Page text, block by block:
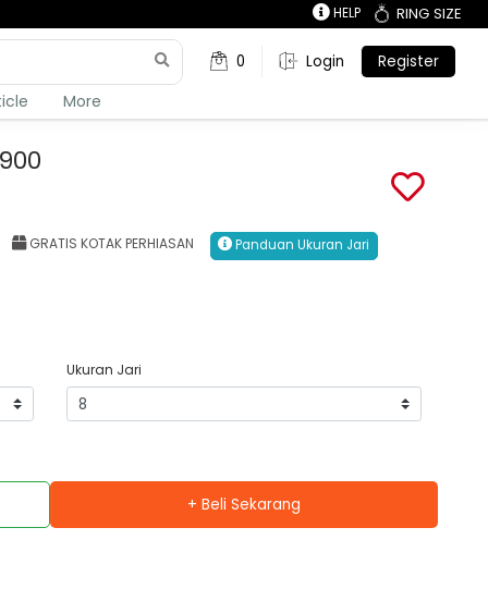
HELP RING SIZE
0 Login Register
More
GRATIS KOTAK PERHIASAN Panduan Ukuran Jari
Ukuran Jari
+ Beli Sekarang